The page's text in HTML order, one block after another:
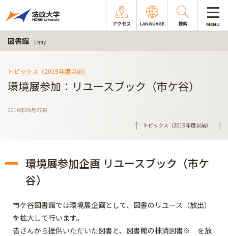
アクセス LANGUAGE 検索 MENU
図書館 Library
トピックス（2019年度以前）
環境展参加：リユースブック（市ケ谷）
2016年09月27日
トピックス（2019年度以前）
環境展参加企画 リユースブック（市ケ
谷）
市ケ谷図書館では環境展企画として、図書のリユース（放出）
を拡大して行います。
皆さんから提供いただいた図書と、図書館の抹消図書※ を放